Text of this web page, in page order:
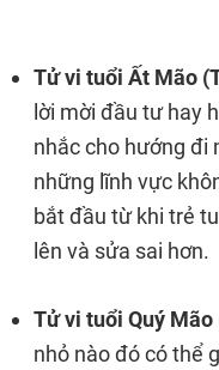
Tử vi tuổi Ất Mão
lời mời đầu tư hay
nhắc cho hướng đi
những lĩnh vực
bắt đầu từ khi trẻ
lên và sửa sai hơn.
Tử vi tuổi Quý Mão
nhỏ nào đó có thể